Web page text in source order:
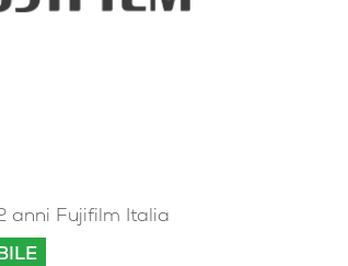
anni Fujifilm Italia